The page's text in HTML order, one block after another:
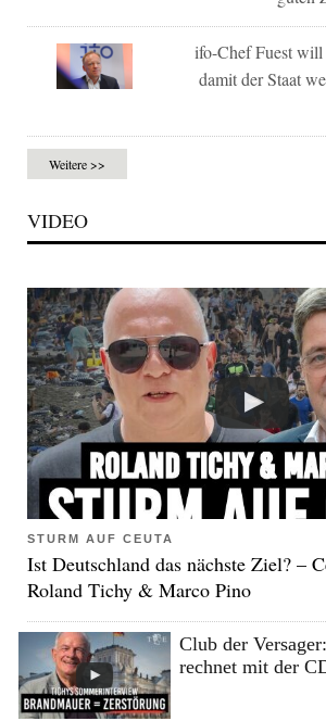
ifo-Chef Fuest
damit der Staat
Weitere >>
VIDEO
STURM AUF CEUTA
Ist Deutschland das nächste Ziel? –
Roland Tichy & Marco Pino
Club der
rechnet mit der